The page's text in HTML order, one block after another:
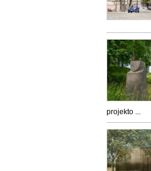
projekto ...